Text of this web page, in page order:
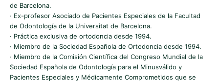
de Barcelona.
· Ex-profesor Asociado de Pacientes Especiales de la Facultad
de Odontología de la Universitat de Barcelona.
· Práctica exclusiva de ortodoncia desde 1994.
· Miembro de la Sociedad Española de Ortodoncia desde 1994.
· Miembro de la Comisión Científica del Congreso Mundial de la
Sociedad Española de Odontología para el Minusválido y
Pacientes Especiales y Médicamente Comprometidos que se